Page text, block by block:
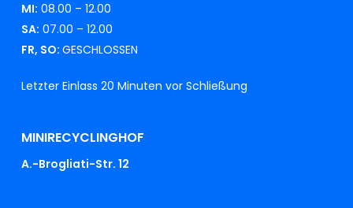
MI: 08.00 – 12.00
SA: 07.00 – 12.00
FR, SO: GESCHLOSSEN
Letzter Einlass 20 Minuten vor Schließung
MINIRECYCLINGHOF
A.-Brogliati-Str. 12